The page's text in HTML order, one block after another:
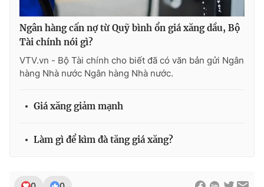
thuận bằng văn bản. Ghi rõ nguồn VTV.vn khi phát hành lại
thông tin từ website này.
Ngân hàng cấn nợ từ Quỹ bình ổn giá xăng dầu, Bộ
Tài chính nói gì?
VTV.vn - Bộ Tài chính cho biết đã có văn bản gửi Ngân
hàng Nhà nước Ngân hàng Nhà nước.
Giá xăng giảm mạnh
Làm gì để kìm đà tăng giá xăng?